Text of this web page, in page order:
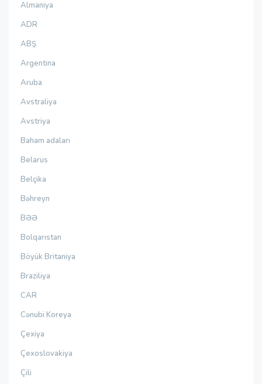
Almaniya
ADR
ABŞ
Argentina
Aruba
Avstraliya
Avstriya
Baham adaları
Belarus
Belçika
Bəhreyn
BƏƏ
Bolqarıstan
Böyük Britaniya
Braziliya
CAR
Cənubi Koreya
Çexiya
Çexoslovakiya
Çili